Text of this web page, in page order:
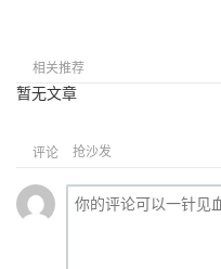
相关推荐
暂无文章
评论 抢沙发